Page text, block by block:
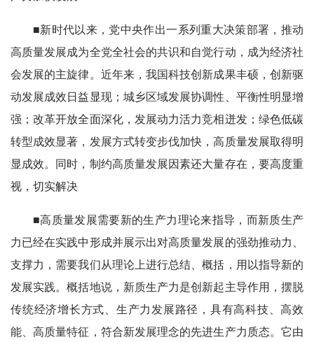
■新时代以来，党中央作出一系列重大决策部署，推动
高质量发展成为全党全社会的共识和自觉行动，成为经济社
会发展的主旋律。近年来，我国科技创新成果丰硕，创新驱
动发展成效日益显现；城乡区域发展协调性、平衡性明显增
强；改革开放全面深化，发展动力活力竞相迸发；绿色低碳
转型成效显著，发展方式转变步伐加快，高质量发展取得明
显成效。同时，制约高质量发展因素还大量存在，要高度重
视，切实解决
■高质量发展需要新的生产力理论来指导，而新质生产
力已经在实践中形成并展示出对高质量发展的强劲推动力、
支撑力，需要我们从理论上进行总结、概括，用以指导新的
发展实践。概括地说，新质生产力是创新起主导作用，摆脱
传统经济增长方式、生产力发展路径，具有高科技、高效
能、高质量特征，符合新发展理念的先进生产力质态。它由